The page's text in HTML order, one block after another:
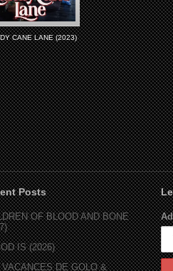
CANE LANE (2023)
Posts
OF BLOOD AND BONE
IS (2026)
DE GOLO &